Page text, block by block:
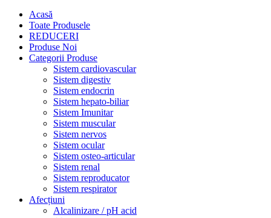
Acasă
Toate Produsele
REDUCERI
Produse Noi
Categorii Produse
Sistem cardiovascular
Sistem digestiv
Sistem endocrin
Sistem hepato-biliar
Sistem Imunitar
Sistem muscular
Sistem nervos
Sistem ocular
Sistem osteo-articular
Sistem renal
Sistem reproducator
Sistem respirator
Afecțiuni
Alcalinizare / pH acid